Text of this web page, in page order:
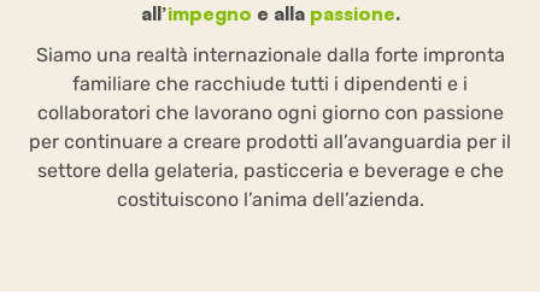
all’impegno e alla passione.
Siamo una realtà internazionale dalla forte impronta
familiare che racchiude tutti i dipendenti e i
collaboratori che lavorano ogni giorno con passione
per continuare a creare prodotti all’avanguardia per il
settore della gelateria, pasticceria e beverage e che
costituiscono l’anima dell’azienda.